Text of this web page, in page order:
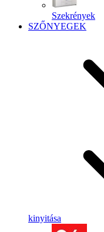
Szekrények
SZŐNYEGEK
kinyitása